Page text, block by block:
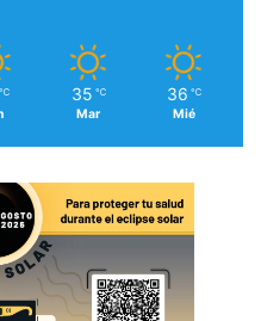
℃ 35 ℃
Mar
36 ℃
Mié